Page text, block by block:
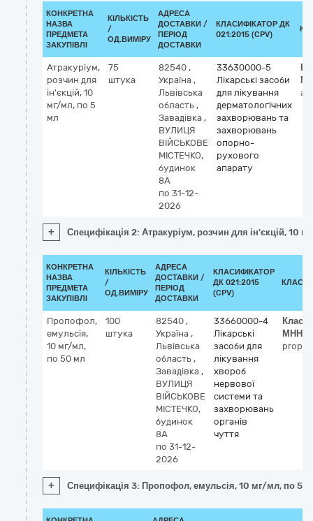
КОНКРЕТНА
НАЗВА
ПРЕДМЕТА
ЗАКУПІВЛІ
КІЛЬКІСТЬ
/
ОД.ВИМІРУ
АДРЕСА
ДОСТАВКИ /
ПЕРІОД
ДОСТАВКИ
КЛАСИФІКАТОР ДК
021:2015 (CPV)
Атракуріум,
розчин для
ін'єкцій, 10
мг/мл, по 5
мл
75
штука
82540 ,
Україна ,
Львівська
область ,
Завадівка ,
ВУЛИЦЯ
ВІЙСЬКОВЕ
МІСТЕЧКО,
будинок
8А
по 31-12-
2026
33630000-5
Лікарські засоби
для лікування
дерматологічних
захворювань та
захворювань
опорно-
рухового
апарату
+ Специфікація 2: Атракуріум, розчин для ін'єкцій, 10
КОНКРЕТНА
НАЗВА
ПРЕДМЕТА
ЗАКУПІВЛІ
КІЛЬКІСТЬ
/
ОД.ВИМІРУ
АДРЕСА
ДОСТАВКИ /
ПЕРІОД
ДОСТАВКИ
КЛАСИФІКАТОР
ДК 021:2015
(CPV)
Пропофол,
емульсія,
10 мг/мл,
по 50 мл
100
штука
82540 ,
Україна ,
Львівська
область ,
Завадівка ,
ВУЛИЦЯ
ВІЙСЬКОВЕ
МІСТЕЧКО,
будинок
8А
по 31-12-
2026
33660000-4
Лікарські
засоби для
лікування
хвороб
нервової
системи та
захворювань
органів
чуття
МНН
+ Специфікація 3: Пропофол, емульсія, 10 мг/мл, по 50